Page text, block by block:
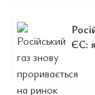
ЄС: